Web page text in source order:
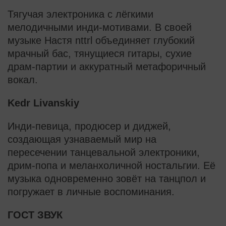
Тягучая электроника с лёгкими
мелодичными инди-мотивами. В своей
музыке Настя nttrl объединяет глубокий
мрачный бас, тянущиеся гитары, сухие
драм-партии и аккуратный метафоричный
вокал.
Kedr Livanskiy
Инди-певица, продюсер и диджей,
создающая узнаваемый мир на
пересечении танцевальной электроники,
дрим-попа и меланхоличной ностальгии. Её
музыка одновременно зовёт на танцпол и
погружает в личные воспоминания.
ГОСТ ЗВУК